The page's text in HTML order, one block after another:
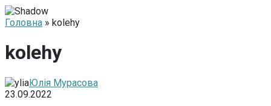
Головна » kolehy
kolehy
Юлія Мурасова
23.09.2022